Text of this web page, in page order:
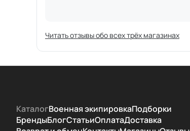
Читать отзывы обо всех трёх магазинах
КаталогВоенная экипировкаПодборки
БрендыБлогСтатьиОплатаДоставка